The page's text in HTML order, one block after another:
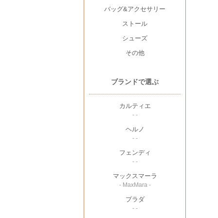
バッグ&アクセサリー
ストール
シューズ
その他
ブランドで選ぶ
カルティエ
- -
ヘルノ
- -
フェンディ
- -
マックスマーラ
- MaxMara -
プラダ
- -